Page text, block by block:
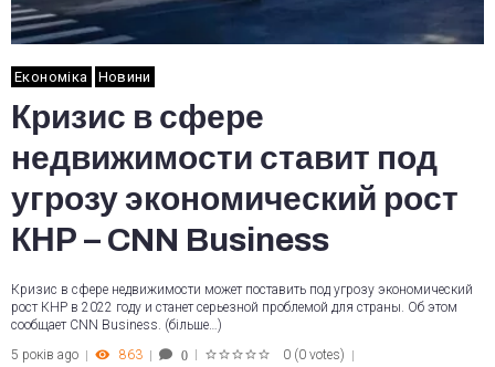
Економіка Новини
Кризис в сфере
недвижимости ставит под
угрозу экономический рост
КНР – CNN Business
Кризис в сфере недвижимости может поставить под угрозу экономический
рост КНР в 2022 году и станет серьезной проблемой для страны. Об этом
сообщает CNN Business. (більше…)
5 років ago
863 0 0 (0 votes)